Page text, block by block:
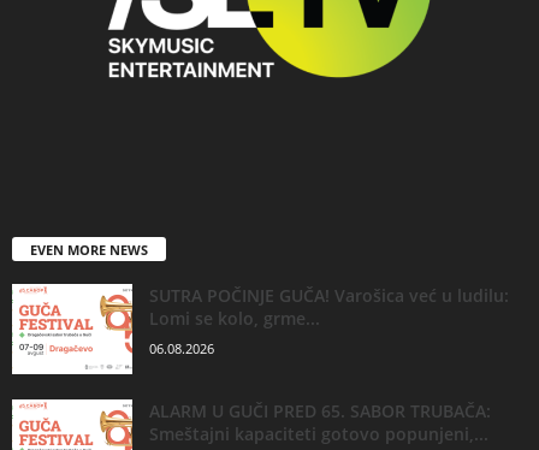
EVEN MORE NEWS
SUTRA POČINJE GUČA! Varošica već u ludilu:
Lomi se kolo, grme...
06.08.2026
ALARM U GUČI PRED 65. SABOR TRUBAČA:
Smeštajni kapaciteti gotovo popunjeni,...